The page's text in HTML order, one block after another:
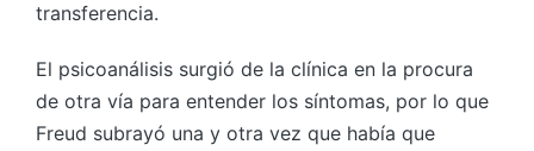
transferencia.
El psicoanálisis surgió de la clínica en la procura
de otra vía para entender los síntomas, por lo que
Freud subrayó una y otra vez que había que